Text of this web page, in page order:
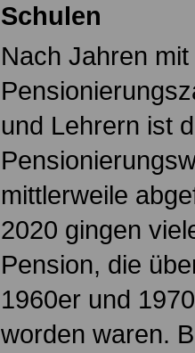
Schulen
Nach Jahren
und Lehrern ist
mittlerweile
2020 gingen
Pension, die
1960er und
worden waren.